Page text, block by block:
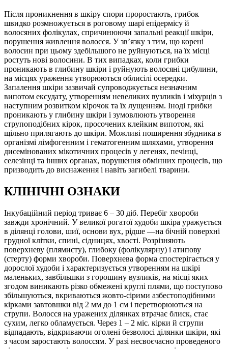
Після проникнення в шкіру спори проростають, грибок
швидко розмножується в роговому шарі епідермісу й
волосяних фолікулах, спричинюючи запальні реакції шкіри,
порушення живлення волосся. У зв’язку з тим, що корені
волосин при цьому здебільшого не руйнуються, на їх місці
ростуть нові волосини. В тих випадках, коли грибки
проникають в глибину шкіри і руйнують волосяні цибулини,
на місцях ураження утворюються облисілі осередки.
Запалення шкіри зазвичай супроводжується незначним
випотом ексудату, утворенням невеликих вузликів і міхурців з
наступним розвитком кірочок та їх лущенням. Іноді грибки
проникають у глибину шкіри і зумовлюють утворення
струпоподібних кірок, просочених клейким випотом, які
щільно прилягають до шкіри. Можливі поширення збудника в
організмі лімфогенним і гематогенним шляхами, утворення
дисемінованих мікотичних процесів у легенях, печінці,
селезінці та інших органах, порушення обмінних процесів, що
призводить до виснаження і навіть загибелі тварини.
КЛІНІЧНІ ОЗНАКИ
Інкубаційний період триває 6 – 30 діб. Перебіг хвороби
завжди хронічний. У великої рогатої худоби шкіра уражується
в ділянці голови, шиї, основи вух, рідше —на бічній поверхні
грудної клітки, спині, сідницях, хвості. Розрізняють
поверхневу (плямисту), глибоку (фолікулярну) і атипову
(стерту) форми хвороби. Поверхнева форма спостерігається у
дорослої худоби і характеризується утворенням на шкірі
маленьких, завбільшки з горошину вузликів, на місці яких
згодом виникають різко обмежені круглі плями, що поступово
збільшуються, вкриваються жовто-сірими азбестоподібними
кірками завтовшки від 2 мм до 1 см і перетворюються на
струпи. Волосся на уражених ділянках втрачає блиск, стає
сухим, легко обламується. Через 1 – 2 міс. кірки й струпи
відпадають, відкриваючи оголені безволосі ділянки шкіри, які
з часом заростають волоссям. У разі несвоєчасно проведеного